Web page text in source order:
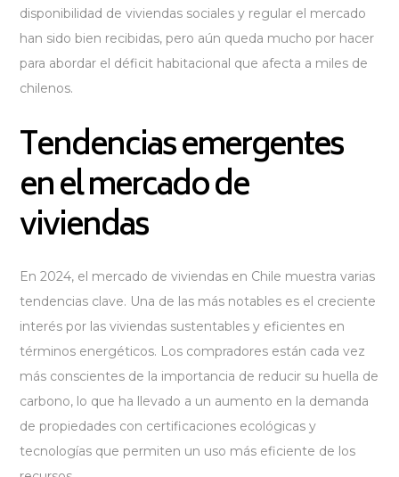
disponibilidad de viviendas sociales y regular el mercado
han sido bien recibidas, pero aún queda mucho por hacer
para abordar el déficit habitacional que afecta a miles de
chilenos.
Tendencias emergentes
en el mercado de
viviendas
En 2024, el mercado de viviendas en Chile muestra varias
tendencias clave. Una de las más notables es el creciente
interés por las viviendas sustentables y eficientes en
términos energéticos. Los compradores están cada vez
más conscientes de la importancia de reducir su huella de
carbono, lo que ha llevado a un aumento en la demanda
de propiedades con certificaciones ecológicas y
tecnologías que permiten un uso más eficiente de los